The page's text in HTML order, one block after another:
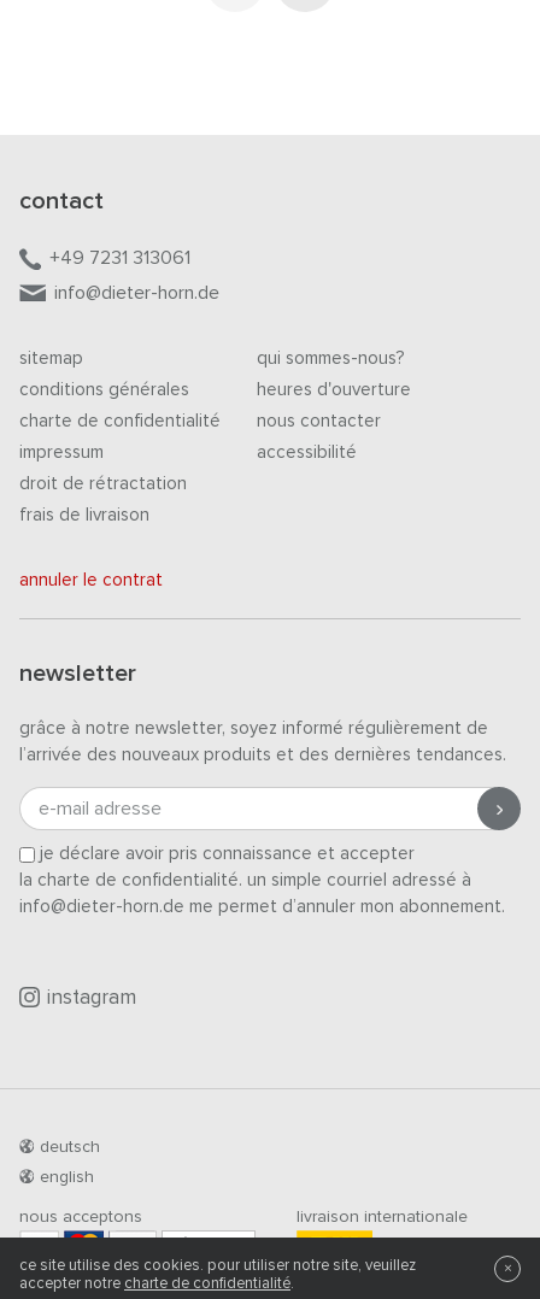
contact
+49 7231 313061
info@dieter-horn.de
sitemap
conditions générales
charte de confidentialité
impressum
droit de rétractation
frais de livraison
qui sommes-nous?
heures d'ouverture
nous contacter
accessibilité
annuler le contrat
newsletter
grâce à notre newsletter, soyez informé régulièrement de
l’arrivée des nouveaux produits et des dernières tendances.
e-mail adresse
je déclare avoir pris connaissance et accepter
la charte de confidentialité. un simple courriel adressé à
info@dieter-horn.de me permet d’annuler mon abonnement.
instagram
deutsch
english
nous acceptons livraison internationale
ce site utilise des cookies. pour utiliser notre site, veuillez
accepter notre charte de confidentialité.
×